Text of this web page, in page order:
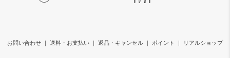
お問い合わせ ｜ 送料・お支払い ｜ 返品・キャンセル ｜ ポイント ｜ リアルショップ